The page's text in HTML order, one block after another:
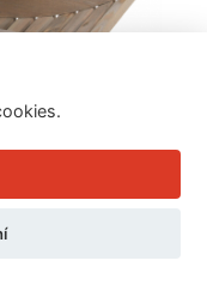
28,1 x 12,2 cm